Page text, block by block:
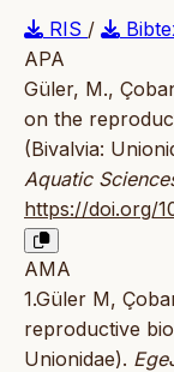
RIS /
APA
Güler, M.,
on the
(Bivalvia:
Aquatic
https://doi.org/
AMA
1.Güler M,
reproductive
Unionidae).